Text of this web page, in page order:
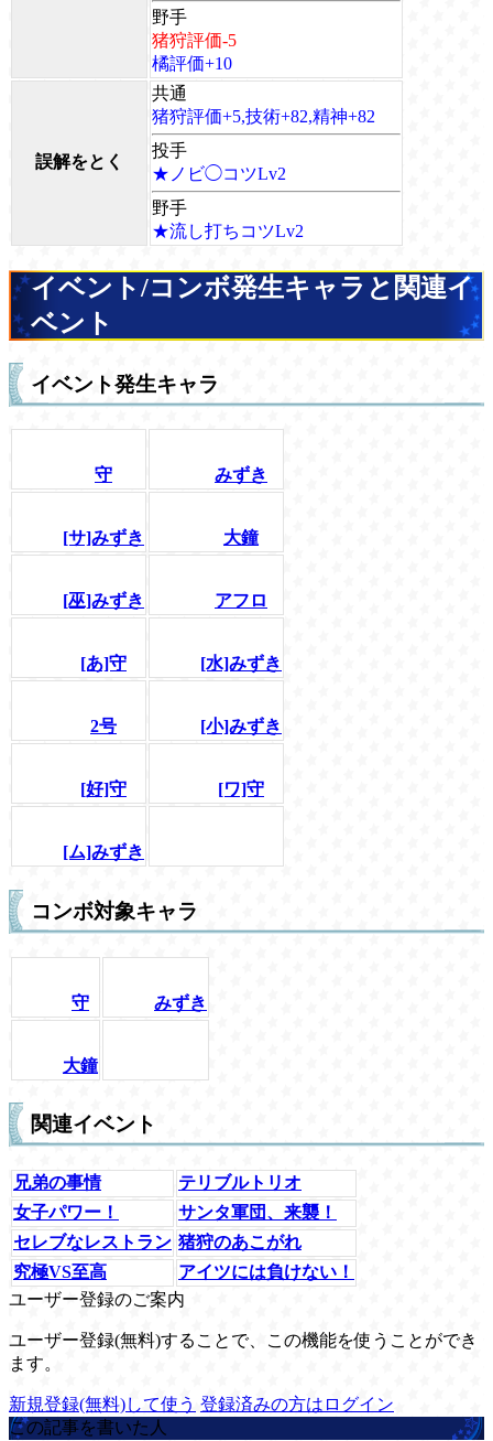
野手
猪狩評価-5
橘評価+10
誤解をとく
共通
猪狩評価+5,技術+82,精神+82
投手
★ノビ◯コツLv2
野手
★流し打ちコツLv2
イベント/コンボ発生キャラと関連イ
ベント
イベント発生キャラ
守 みずき
[サ]みずき 大鐘
[巫]みずき アフロ
[あ]守 [水]みずき
2号 [小]みずき
[好]守 [ワ]守
[ム]みずき
コンボ対象キャラ
守 みずき
大鐘
関連イベント
兄弟の事情
テリブルトリオ
女子パワー！
サンタ軍団、来襲！
セレブなレストラン 猪狩のあこがれ
究極VS至高
アイツには負けない！
ユーザー登録のご案内
ユーザー登録(無料)することで、この機能を使うことができ
ます。
新規登録(無料)して使う 登録済みの方はログイン
この記事を書いた人